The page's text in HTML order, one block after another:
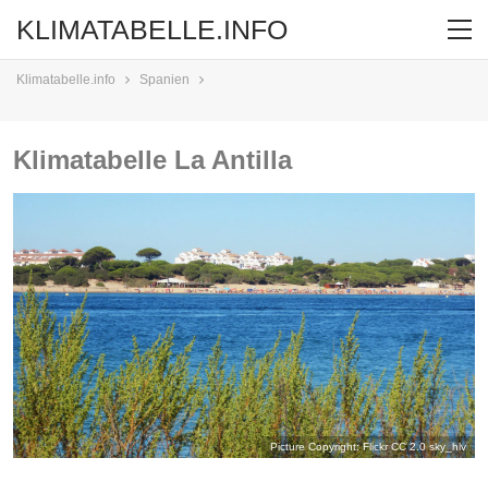
KLIMATABELLE.INFO
Klimatabelle.info Spanien
Klimatabelle La Antilla
Picture Copyright: Flickr CC 2.0sky_hlv